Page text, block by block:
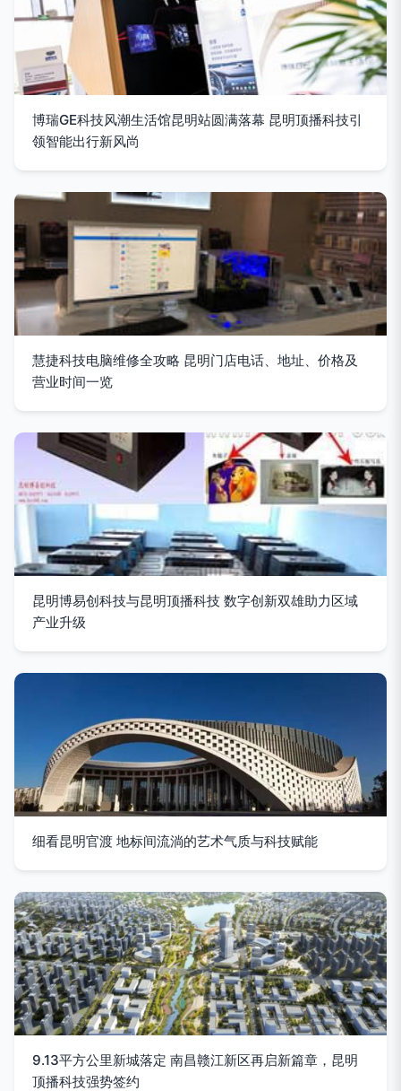
博瑞GE科技风潮生活馆昆明站圆满落幕 昆明顶播科技引
领智能出行新风尚
慧捷科技电脑维修全攻略 昆明门店电话、地址、价格及
营业时间一览
昆明博易创科技与昆明顶播科技 数字创新双雄助力区域
产业升级
细看昆明官渡 地标间流淌的艺术气质与科技赋能
9.13平方公里新城落定 南昌赣江新区再启新篇章，昆明
顶播科技强势签约